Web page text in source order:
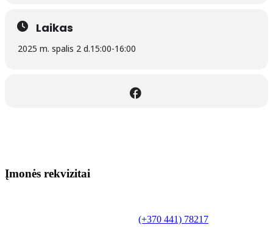
Laikas
2025 m. spalis 2 d.15:00-16:00
Įmonės rekvizitai
(+370 441) 78217